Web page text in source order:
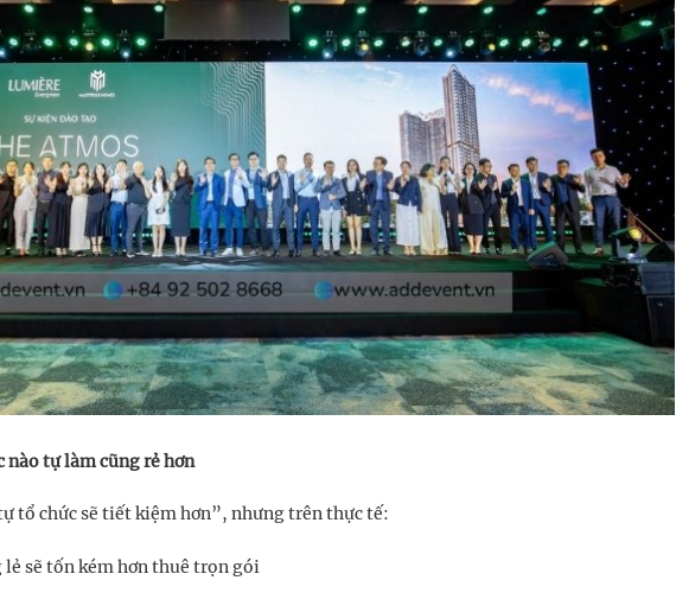
tự làm cũng rẻ hơn
tổ chức sẽ tiết kiệm hơn”, nhưng trên thực tế:
sẽ tốn kém hơn thuê trọn gói